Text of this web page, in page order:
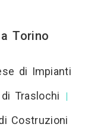
Torino
di Impianti
Traslochi |
Costruzioni